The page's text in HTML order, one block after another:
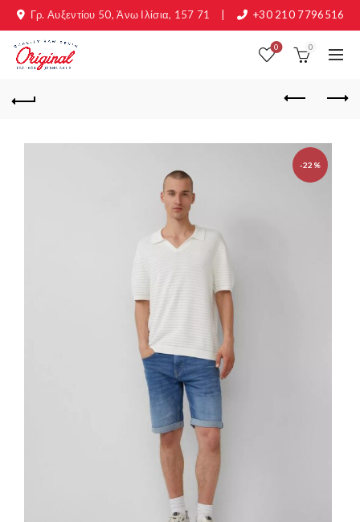
Γρ. Αυξεντίου 50, Άνω Ιλίσια, 157 71 +30 210 7796516
0 0
-22%